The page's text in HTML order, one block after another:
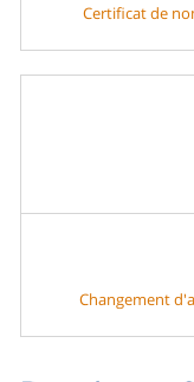
Certificat de
Changement